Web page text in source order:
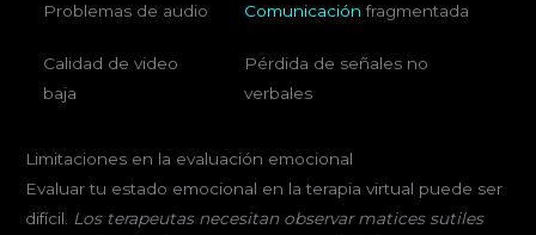
Problemas de audio Comunicación fragmentada
Calidad de video
baja
Pérdida de señales no
verbales
Limitaciones en la evaluación emocional
Evaluar tu estado emocional en la terapia virtual puede ser
difícil. Los terapeutas necesitan observar matices sutiles